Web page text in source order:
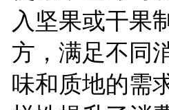
入坚果或干果
方，满足不同
味和质地的需